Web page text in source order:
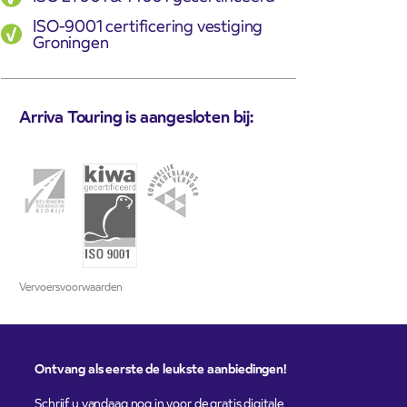
ISO-9001 certificering vestiging
Groningen
Arriva Touring is aangesloten bij:
Vervoersvoorwaarden
Ontvang als eerste de leukste aanbiedingen!
Schrijf u vandaag nog in voor de gratis digitale